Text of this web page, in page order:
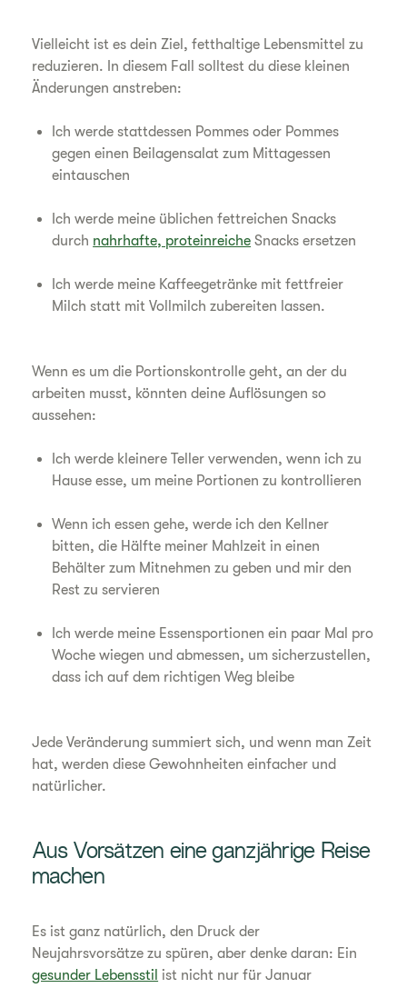
Vielleicht ist es dein Ziel, fetthaltige Lebensmittel zu
reduzieren. In diesem Fall solltest du diese kleinen
Änderungen anstreben:
Ich werde stattdessen Pommes oder Pommes
gegen einen Beilagensalat zum Mittagessen
eintauschen
Ich werde meine üblichen fettreichen Snacks
durch nahrhafte, proteinreiche Snacks ersetzen
Ich werde meine Kaffeegetränke mit fettfreier
Milch statt mit Vollmilch zubereiten lassen.
Wenn es um die Portionskontrolle geht, an der du
arbeiten musst, könnten deine Auflösungen so
aussehen:
Ich werde kleinere Teller verwenden, wenn ich zu
Hause esse, um meine Portionen zu kontrollieren
Wenn ich essen gehe, werde ich den Kellner
bitten, die Hälfte meiner Mahlzeit in einen
Behälter zum Mitnehmen zu geben und mir den
Rest zu servieren
Ich werde meine Essensportionen ein paar Mal pro
Woche wiegen und abmessen, um sicherzustellen,
dass ich auf dem richtigen Weg bleibe
Jede Veränderung summiert sich, und wenn man Zeit
hat, werden diese Gewohnheiten einfacher und
natürlicher.
Aus Vorsätzen eine ganzjährige Reise
machen
Es ist ganz natürlich, den Druck der
Neujahrsvorsätze zu spüren, aber denke daran: Ein
gesunder Lebensstil ist nicht nur für Januar